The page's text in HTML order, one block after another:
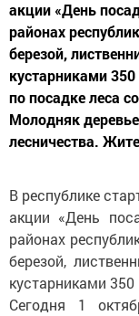
акции «День
районах
березой,
кустарниками
по посадке леса
Молодняк
лесничества.
В республике
акции «День
районах
березой,
кустарниками 350
Сегодня 1